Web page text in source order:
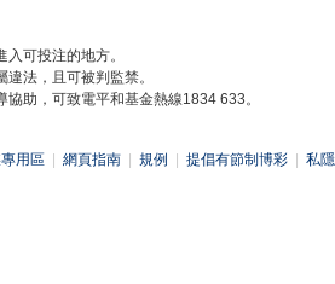
可投注的地方。
法，且可被判監禁。
助，可致電平和基金熱線1834 633。
用區 網頁指南 規例 提倡有節制博彩 私